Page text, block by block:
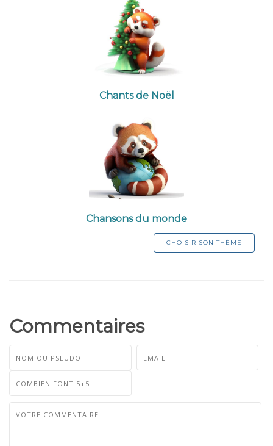
Chants de Noël
Chansons du monde
CHOISIR SON THÈME
Commentaires